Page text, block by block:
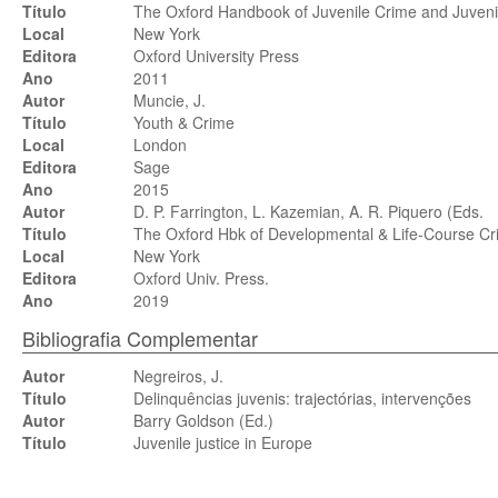
Título
The Oxford Handbook of Juvenile Crime and
Local
New York
Editora
Oxford University Press
Ano
2011
Autor
Muncie, J.
Título
Youth & Crime
Local
London
Editora
Sage
Ano
2015
Autor
D. P. Farrington, L. Kazemian, A. R. Piquero (Eds.
Título
The Oxford Hbk of Developmental & Life-Course
Local
New York
Editora
Oxford Univ. Press.
Ano
2019
Bibliografia Complementar
Autor
Negreiros, J.
Título
Delinquências juvenis: trajectórias, intervenções
Autor
Barry Goldson (Ed.)
Título
Juvenile justice in Europe